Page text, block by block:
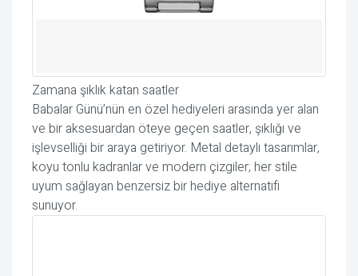
Zamana şıklık katan saatler
Babalar Günü’nün en özel hediyeleri arasında yer alan
ve bir aksesuardan öteye geçen saatler, şıklığı ve
işlevselliği bir araya getiriyor. Metal detaylı tasarımlar,
koyu tonlu kadranlar ve modern çizgiler; her stile
uyum sağlayan benzersiz bir hediye alternatifi
sunuyor.